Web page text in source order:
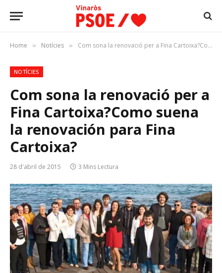
Home » Notícies » Com sona la renovació per a Fina Cartoixa?Como suena la renovación para Fina Cartoixa?
NOTÍCIES
Com sona la renovació per a
Fina Cartoixa?Como suena
la renovación para Fina
Cartoixa?
28 d'abril de 2015 3 Mins Lectura